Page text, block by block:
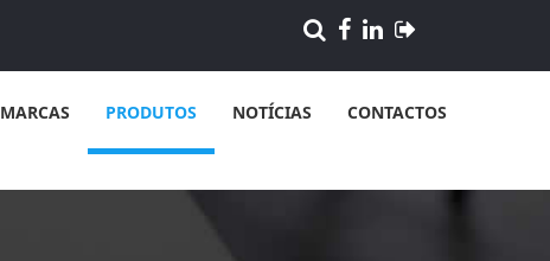
MARCAS PRODUTOS NOTÍCIAS CONTACTOS